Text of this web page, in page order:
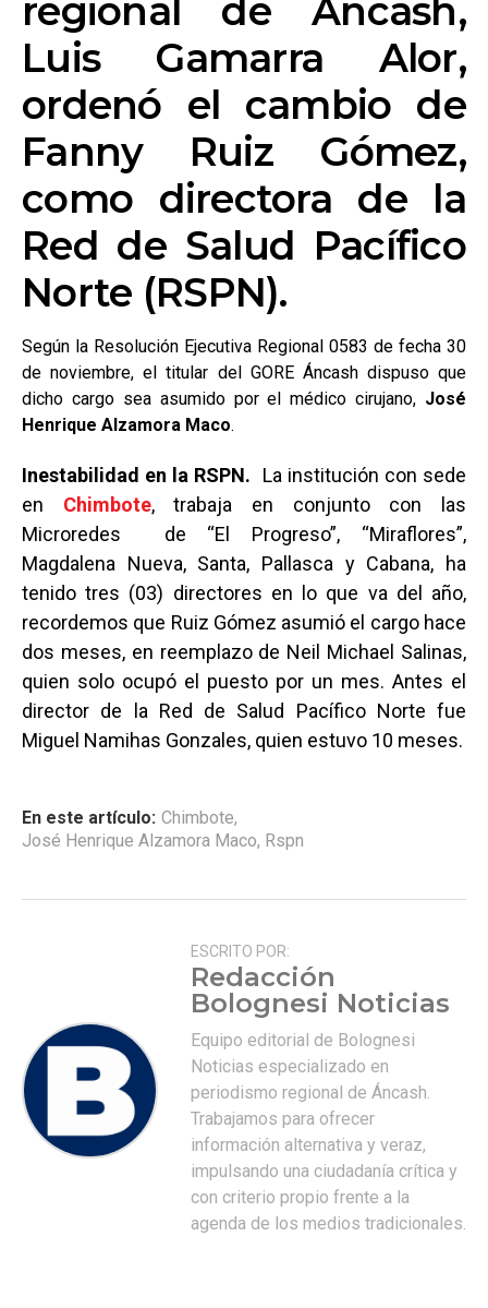
regional de Áncash,
Luis Gamarra Alor,
ordenó el cambio de
Fanny Ruiz Gómez,
como directora de la
Red de Salud Pacífico
Norte (RSPN).
Según la Resolución Ejecutiva Regional 0583 de fecha 30
de noviembre, el titular del GORE Áncash dispuso que
dicho cargo sea asumido por el médico cirujano, José
Henrique Alzamora Maco.
Inestabilidad en la RSPN.
La institución con sede
en Chimbote, trabaja en conjunto con las
Microredes de “El Progreso”, “Miraflores”,
Magdalena Nueva, Santa, Pallasca y Cabana, ha
tenido tres (03) directores en lo que va del año,
recordemos que Ruiz Gómez asumió el cargo hace
dos meses, en reemplazo de Neil Michael Salinas,
quien solo ocupó el puesto por un mes. Antes el
director de la Red de Salud Pacífico Norte fue
Miguel Namihas Gonzales, quien estuvo 10 meses.
En este artículo: Chimbote,
José Henrique Alzamora Maco, Rspn
ESCRITO POR:
Redacción
Bolognesi Noticias
Equipo editorial de Bolognesi
Noticias especializado en
periodismo regional de Áncash.
Trabajamos para ofrecer
información alternativa y veraz,
impulsando una ciudadanía crítica y
con criterio propio frente a la
agenda de los medios tradicionales.